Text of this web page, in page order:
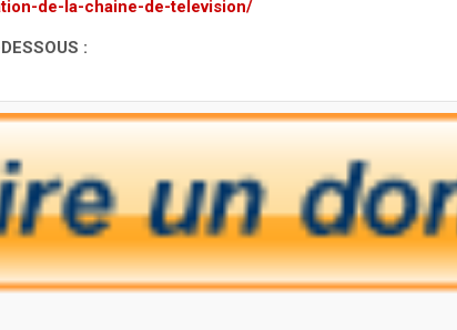
de-la-chaine-de-television/
: